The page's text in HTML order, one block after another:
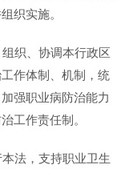
织实施。
织、协调本行政区
作体制、机制，统
强职业病防治能力
工作责任制。
法，支持职业卫生